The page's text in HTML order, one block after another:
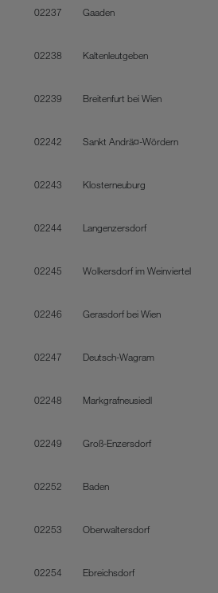
02237 Gaaden
02238 Kaltenleutgeben
02239 Breitenfurt bei Wien
02242 Sankt Andrä¤-Wördern
02243 Klosterneuburg
02244 Langenzersdorf
02245 Wolkersdorf im Weinviertel
02246 Gerasdorf bei Wien
02247 Deutsch-Wagram
02248 Markgrafneusiedl
02249 Groß-Enzersdorf
02252 Baden
02253 Oberwaltersdorf
02254 Ebreichsdorf